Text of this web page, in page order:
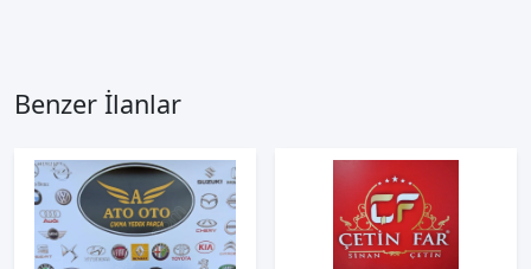
Benzer İlanlar